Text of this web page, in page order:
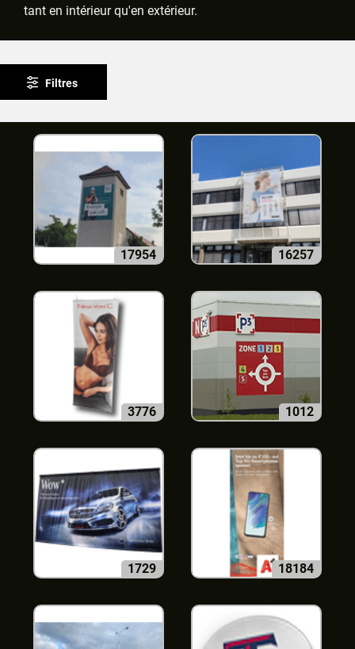
tant en intérieur qu'en extérieur.
Filtres
17954 16257
3776 1012
1729 18184